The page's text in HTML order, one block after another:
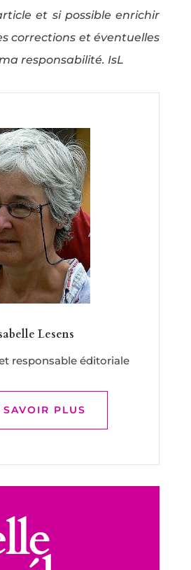
et si possible enrichir
corrections et éventuelles
responsabilité. IsL
Lesens
responsable éditoriale
SAVOIR PLUS